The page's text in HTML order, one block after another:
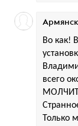
Во как!
всего
Только